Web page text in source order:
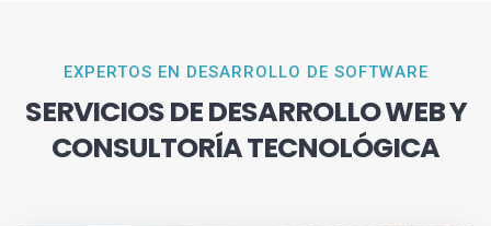
EXPERTOS EN DESARROLLO DE SOFTWARE
SERVICIOS DE DESARROLLO WEB Y
CONSULTORÍA TECNOLÓGICA